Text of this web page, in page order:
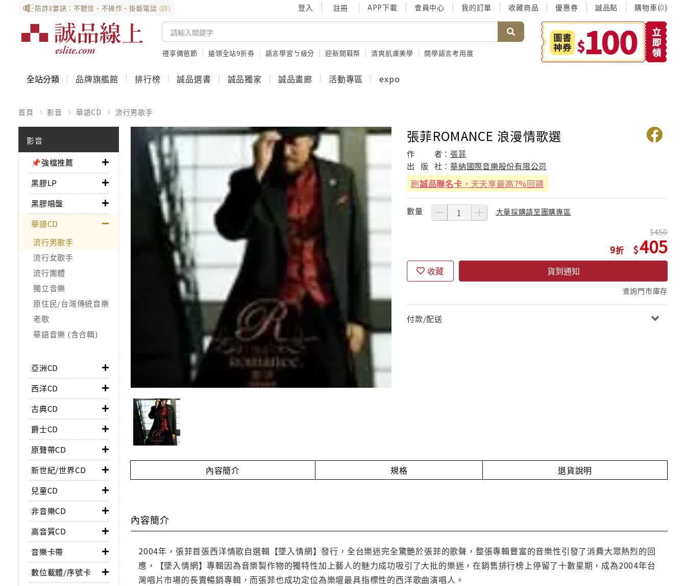
防詐3要訣：不聽信、不操作、掛斷電話 (詳) 登入 註冊 APP下載 會員中心 我的訂單 收藏商品 優惠券 誠品點 購物車(0)
禮享偶爸節 搶領全站9折券 語言學習ㄅ級分 迎新開鞋祭 清爽肌膚美學 開學語言考用展
全站分類 品牌旗艦館 排行榜 誠品選書 誠品獨家 誠品畫廊 活動專區 expo
首頁 影音 華語CD 流行男歌手
影音
📌強檔推薦
黑膠LP
黑膠唱盤
華語CD
流行男歌手
流行女歌手
流行團體
獨立音樂
原住民/台灣傳統音樂
老歌
華語音樂 (含合輯)
亞洲CD
西洋CD
古典CD
爵士CD
原聲帶CD
新世紀/世界CD
兒童CD
非音樂CD
高音質CD
音樂卡帶
數位載體/序號卡
張菲ROMANCE 浪漫情歌選
作 者： 張菲
出
版 社：華納國際音樂股份有限公司
刷誠品聯名卡 ，天天享最高7%回饋
數量 大量採購請至團購專區
9
450
405
收藏 貨到通知
查詢門市庫存
付款/配送
內容簡介 規格 退貨說明
內容簡介
2004年，張菲首張西洋情歌自選輯【墜入情網】發行，全台樂迷完全驚艷於張菲的歌聲，整張專輯豐富的音樂性引發了消費大眾熱烈的回
應，【墜入情網】專輯因為音樂製作物的獨特性加上藝人的魅力成功吸引了大批的樂迷，在銷售排行榜上停留了十數星期，成為2004年台
灣唱片市場的長賣暢銷專輯，而張菲也成功定位為樂壇最具指標性的西洋歌曲演唱人。